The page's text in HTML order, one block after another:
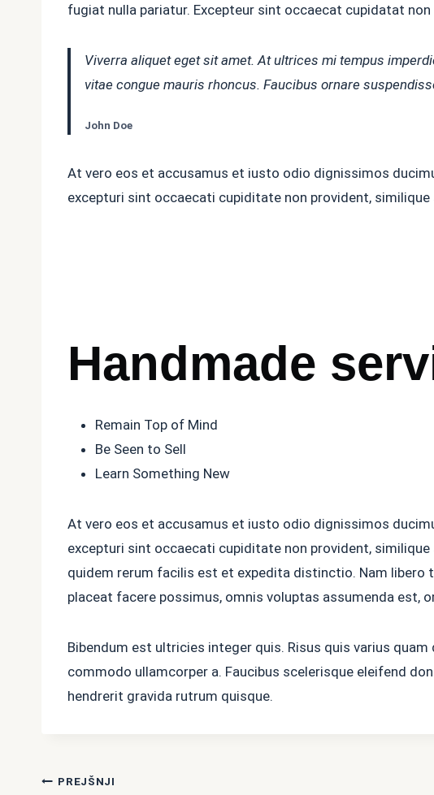
fugiat nulla pariatur. Excepteur sint occaecat cupidatat
Viverra aliquet eget sit amet. At ultrices mi tempus
vitae congue mauris rhoncus. Faucibus ornare
John Doe
At vero eos et accusamus et iusto odio dignissimos
excepturi sint occaecati cupiditate non provident,
Handmade
Remain Top of Mind
Be Seen to Sell
Learn Something New
At vero eos et accusamus et iusto odio dignissimos
excepturi sint occaecati cupiditate non provident,
quidem rerum facilis est et expedita distinctio. Nam libero
placeat facere possimus, omnis voluptas assumenda est,
Bibendum est ultricies integer quis. Risus quis varius
commodo ullamcorper a. Faucibus scelerisque eleifend
hendrerit gravida rutrum quisque.
PREJŠNJI